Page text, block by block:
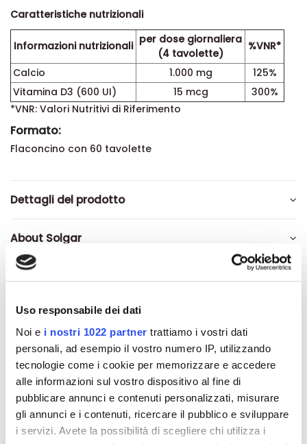
Uso responsabile dei dati
Noi e i nostri 1022 partner trattiamo i vostri dati
personali, ad esempio il vostro numero IP, utilizzando
tecnologie come i cookie per memorizzare e accedere
alle informazioni sul vostro dispositivo al fine di
pubblicare annunci e contenuti personalizzati, misurare
gli annunci e i contenuti, ricercare il pubblico e sviluppare
i servizi. Avete la possibilità di scegliere chi utilizza i
Caratteristiche nutrizionali
Informazioni nutrizionali per dose giornaliera
(4 tavolette)
%VNR*
Calcio
1.000 mg
125%
Vitamina D3 (600 UI)
15 mcg
300%
*VNR: Valori Nutritivi di Riferimento
Formato:
Flaconcino con 60 tavolette
Dettagli del prodotto
About Solgar
Altri prodotti che potrebbero
interessarti
-42% -42%